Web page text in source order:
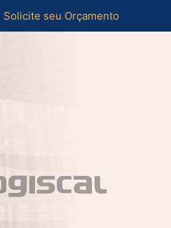
Solicite seu Orçamento